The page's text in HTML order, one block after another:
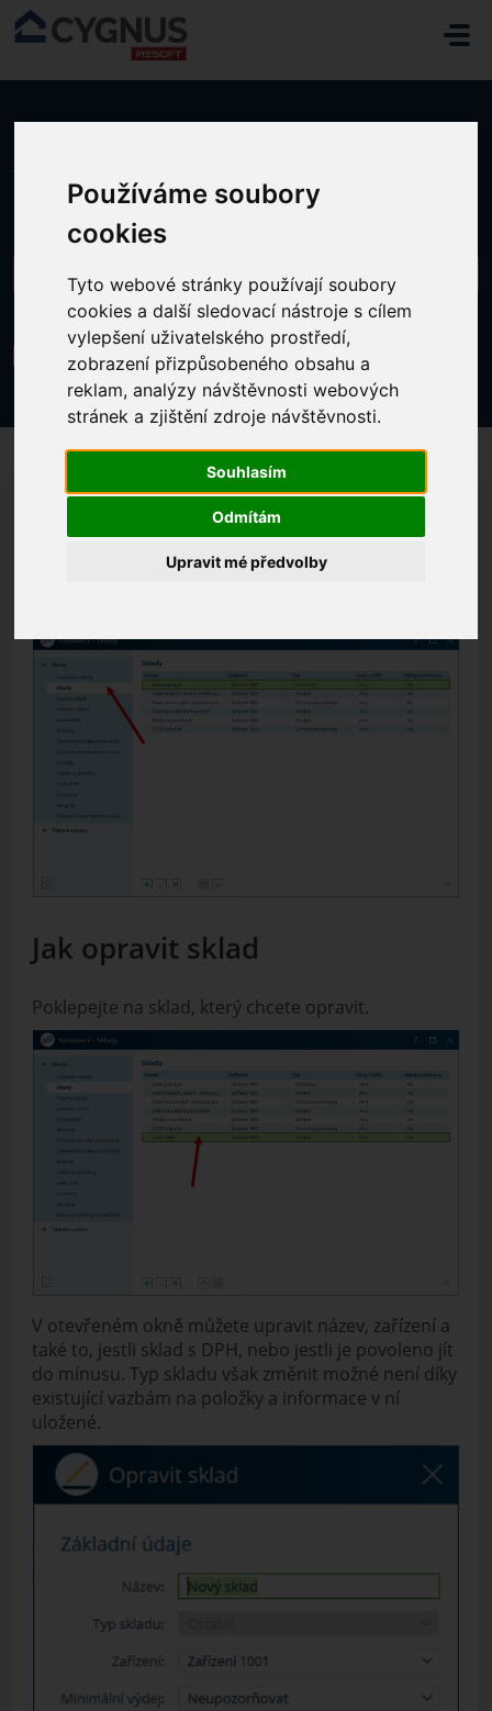
Používáme soubory
cookies
Tyto webové stránky používají soubory
cookies a další sledovací nástroje s cílem
vylepšení uživatelského prostředí,
zobrazení přizpůsobeného obsahu a
reklam, analýzy návštěvnosti webových
stránek a zjištění zdroje návštěvnosti.
Souhlasím
Odmítám
Upravit mé předvolby
Přeskočit na hlavní obsah
JAK UPRAVOVAT EXISTUJÍCÍ SKLADY
Změněno dne Út, 18 Říjen, 2022 v 1:53 ODPOLEDNE
Všechny úpravy existujících skladů se provádí v
(KDE? Nástroje – Nastavení – Sklady – Sklady –
Jak opravit sklad
Poklepejte na sklad, který chcete opravit.
V otevřeném okně můžete upravit název, zařízení a
také to, jestli sklad s DPH, nebo jestli je povoleno jít
do mínusu. Typ skladu však změnit možné není díky
existující vazbám na položky a informace v ní
uložené.